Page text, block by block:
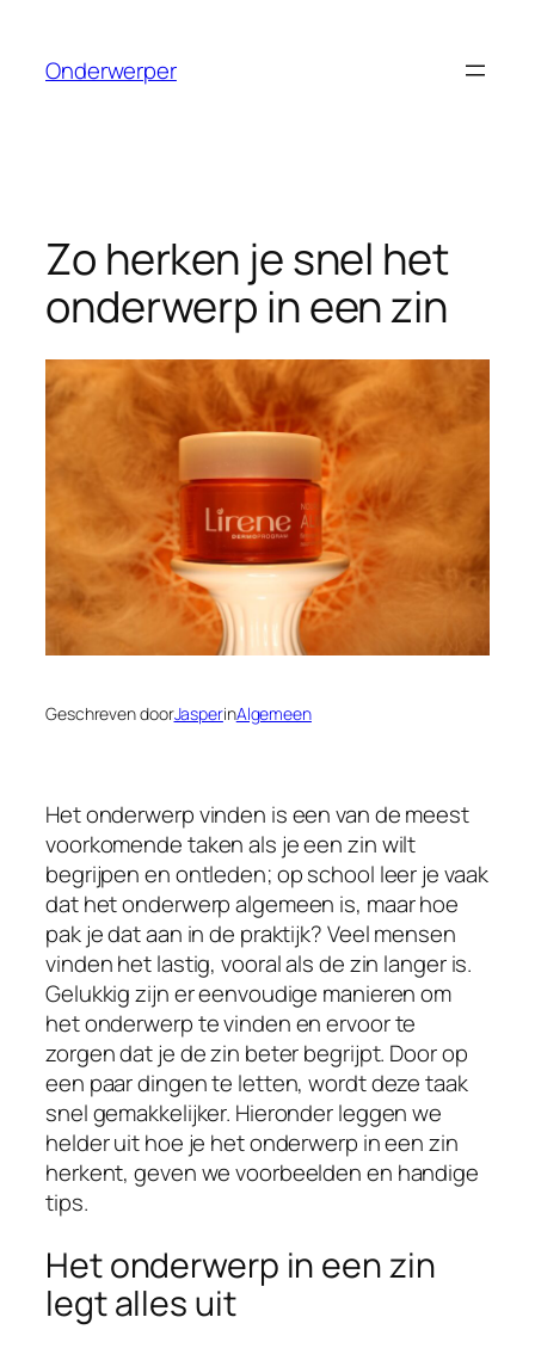
Onderwerper
Zo herken je snel het
onderwerp in een zin
Geschreven doorJasperinAlgemeen
Het onderwerp vinden is een van de meest
voorkomende taken als je een zin wilt
begrijpen en ontleden; op school leer je vaak
dat het onderwerp algemeen is, maar hoe
pak je dat aan in de praktijk? Veel mensen
vinden het lastig, vooral als de zin langer is.
Gelukkig zijn er eenvoudige manieren om
het onderwerp te vinden en ervoor te
zorgen dat je de zin beter begrijpt. Door op
een paar dingen te letten, wordt deze taak
snel gemakkelijker. Hieronder leggen we
helder uit hoe je het onderwerp in een zin
herkent, geven we voorbeelden en handige
tips.
Het onderwerp in een zin
legt alles uit